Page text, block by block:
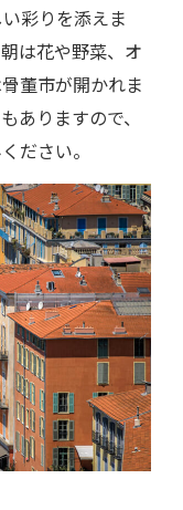
彩りを添えま
は花や野菜、オ
董市が開かれま
ありますので、
ださい。